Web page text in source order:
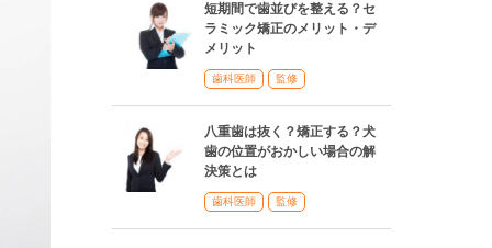
短期間で歯並びを整える？セ
ラミック矯正のメリット・デ
メリット
歯科医師 監修
八重歯は抜く？矯正する？犬
歯の位置がおかしい場合の解
決策とは
歯科医師 監修